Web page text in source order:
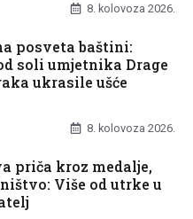
8. kolovoza 2026.
posveta baštini:
soli umjetnika Drage
ukrasile ušće
8. kolovoza 2026.
priča kroz medalje,
Više od utrke u